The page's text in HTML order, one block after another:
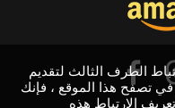
الطرف الثالث لتقديم
تصفح هذا الموقع ، فإنك